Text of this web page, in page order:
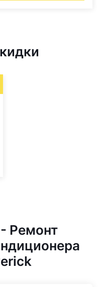
Ремонт